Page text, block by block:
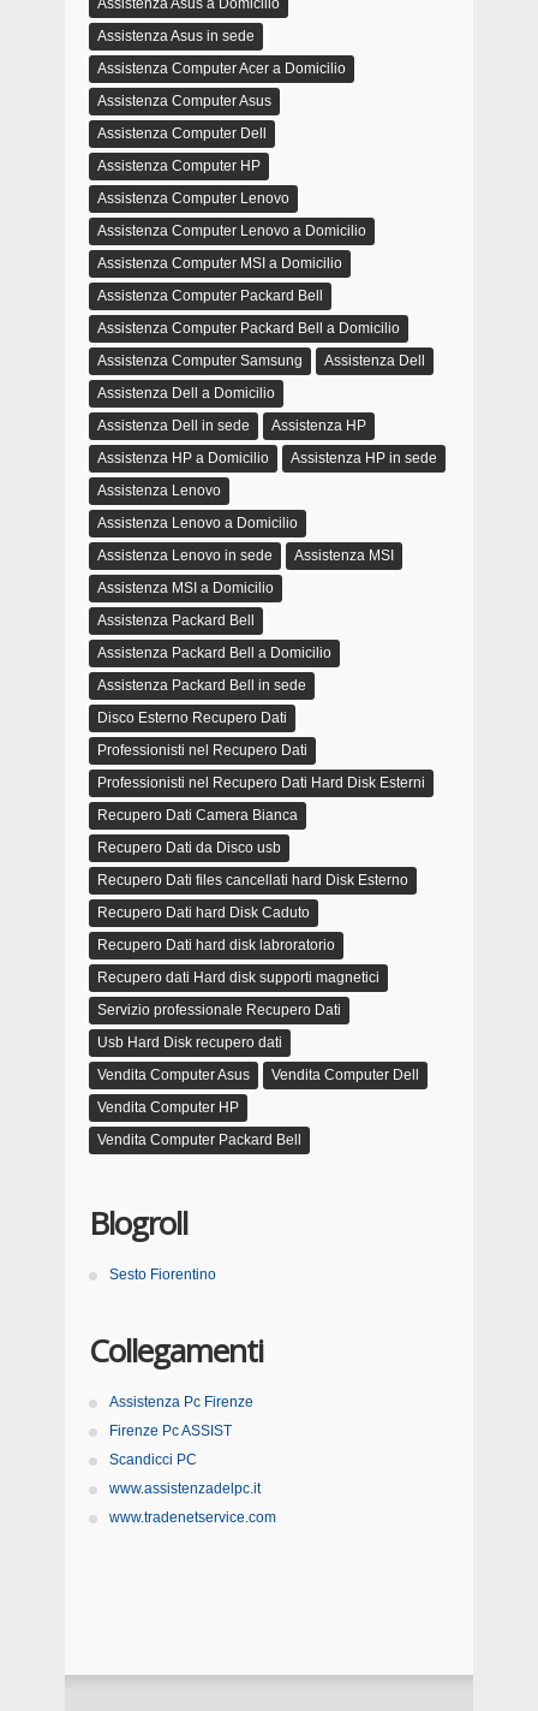
Assistenza Asus a Domicilio
Assistenza Asus in sede
Assistenza Computer Acer a Domicilio
Assistenza Computer Asus
Assistenza Computer Dell
Assistenza Computer HP
Assistenza Computer Lenovo
Assistenza Computer Lenovo a Domicilio
Assistenza Computer MSI a Domicilio
Assistenza Computer Packard Bell
Assistenza Computer Packard Bell a Domicilio
Assistenza Computer Samsung
Assistenza Dell
Assistenza Dell a Domicilio
Assistenza Dell in sede
Assistenza HP
Assistenza HP a Domicilio
Assistenza HP in sede
Assistenza Lenovo
Assistenza Lenovo a Domicilio
Assistenza Lenovo in sede
Assistenza MSI
Assistenza MSI a Domicilio
Assistenza Packard Bell
Assistenza Packard Bell a Domicilio
Assistenza Packard Bell in sede
Disco Esterno Recupero Dati
Professionisti nel Recupero Dati
Professionisti nel Recupero Dati Hard Disk Esterni
Recupero Dati Camera Bianca
Recupero Dati da Disco usb
Recupero Dati files cancellati hard Disk Esterno
Recupero Dati hard Disk Caduto
Recupero Dati hard disk labroratorio
Recupero dati Hard disk supporti magnetici
Servizio professionale Recupero Dati
Usb Hard Disk recupero dati
Vendita Computer Asus
Vendita Computer Dell
Vendita Computer HP
Vendita Computer Packard Bell
Blogroll
Sesto Fiorentino
Collegamenti
Assistenza Pc Firenze
Firenze Pc ASSIST
Scandicci PC
www.assistenzadelpc.it
www.tradenetservice.com